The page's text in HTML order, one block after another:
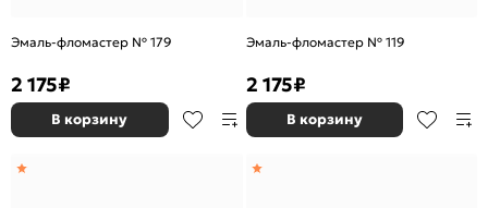
Эмаль-фломастер № 179
2 175₽
В корзину
Эмаль-фломастер № 119
2 175₽
В корзину